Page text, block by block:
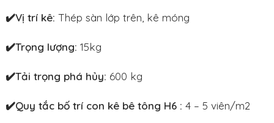
✔️Vị trí kê: Thép sàn lớp trên, kê móng
✔️Trọng lượng: 15kg
✔️Tải trọng phá hủy: 600 kg
✔️Quy tắc bố trí con kê bê tông H6 : 4 – 5 viên/m2